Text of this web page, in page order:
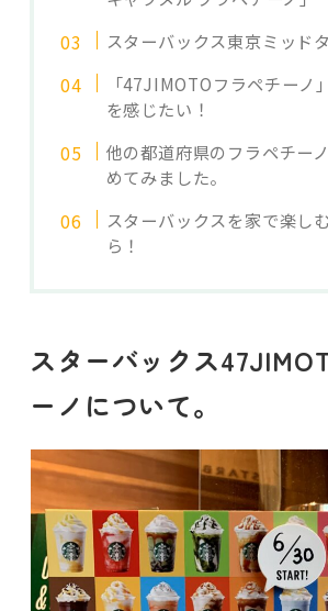
スターバックス東京ミッド
「47JIMOTOフラペチーノ
を感じたい！
他の都道府県のフラペチー
めてみました。
スターバックスを家で楽し
ら！
スターバックス
ーノについて。